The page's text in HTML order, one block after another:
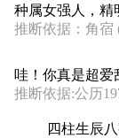
种属女强人，精
推断依据：角宿
哇！你真是超爱
推断依据:公历
四柱生辰